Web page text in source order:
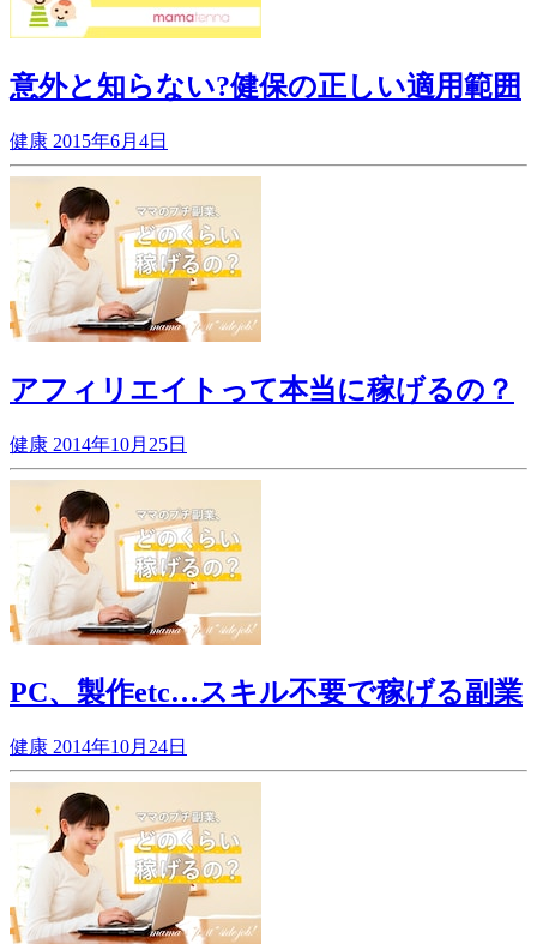
意外と知らない?健保の正しい適用範囲
健康 2015年6月4日
アフィリエイトって本当に稼げるの？
健康 2014年10月25日
PC、製作etc…スキル不要で稼げる副業
健康 2014年10月24日